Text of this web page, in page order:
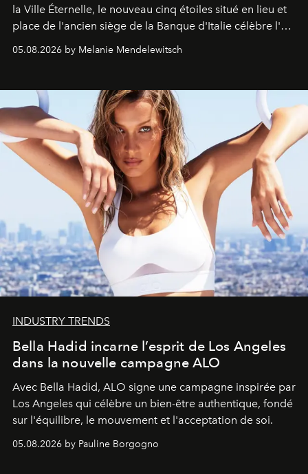
la Ville Éternelle, le nouveau cinq étoiles situé en lieu et
place de l'ancien siège de la Banque d'Italie célèbre l'art
05.08.2026 by Melanie Mendelewitsch
INDUSTRY TRENDS
Bella Hadid incarne l’esprit de Los Angeles
dans la nouvelle campagne ALO
Avec Bella Hadid, ALO signe une campagne inspirée par
Los Angeles qui célèbre un bien-être authentique, fondé
sur l'équilibre, le mouvement et l'acceptation de soi.
05.08.2026 by Pauline Borgogno